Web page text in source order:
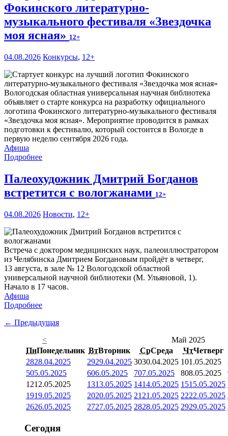
Фокинского литературно-
музыкального фестиваля «Звездочка
моя ясная» 12+
04.08.2026 Конкурсы, 12+
Вологодская областная универсальная научная библиотека
объявляет о старте конкурса на разработку официального
логотипа Фокинского литературно-музыкального фестиваля
«Звездочка моя ясная». Мероприятие проводится в рамках
подготовки к фестивалю, который состоится в Вологде в
первую неделю сентября 2026 года.
Афиша
Подробнее
Палеохудожник Дмитрий Богданов
встретится с вологжанами 12+
04.08.2026 Новости, 12+
Встреча с доктором медицинских наук, палеоиллюстратором
из Челябинска Дмитрием Богдановым пройдёт в четверг,
13 августа, в зале № 12 Вологодской областной
универсальной научной библиотеки (М. Ульяновой, 1).
Начало в 17 часов.
Афиша
Подробнее
← Предыдущая
<
Май 2025
ПнПонедельник ВтВторник СрСреда ЧтЧетверг
2828.04.2025 2929.04.2025 3030.04.2025 101.05.2025
505.05.2025 606.05.2025 707.05.2025 808.05.2025
1212.05.2025 1313.05.2025 1414.05.2025 1515.05.2025
1919.05.2025 2020.05.2025 21 21.05.2025 2222.05.2025
2626.05.2025 2727.05.2025 2828.05.2025 2929.05.2025
Сегодня